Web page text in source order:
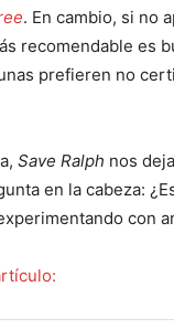
. En cambio, si no
recomendable es
prefieren no
Save Ralph nos
en la cabeza:
con